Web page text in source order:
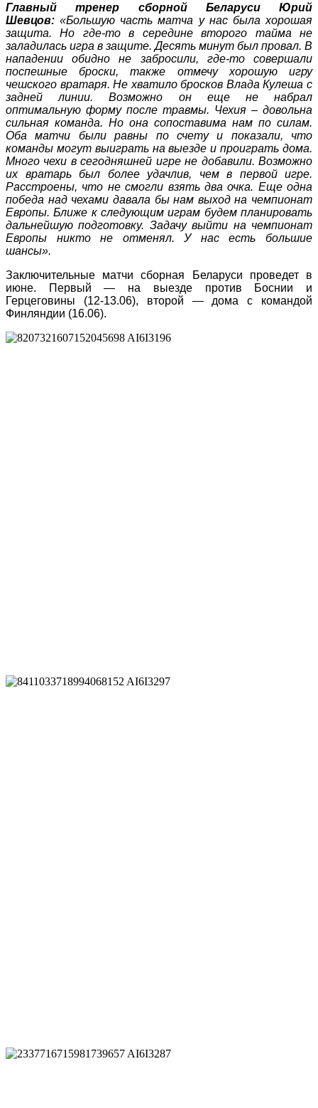
Главный тренер сборной Беларуси Юрий
Шевцов: «Большую часть матча у нас была хорошая
защита. Но где-то в середине второго тайма не
заладилась игра в защите. Десять минут был провал. В
нападении обидно не забросили, где-то совершали
поспешные броски, также отмечу хорошую игру
чешского вратаря. Не хватило бросков Влада Кулеша с
задней линии. Возможно он еще не набрал
оптимальную форму после травмы. Чехия – довольна
сильная команда. Но она сопоставима нам по силам.
Оба матчи были равны по счету и показали, что
команды могут выиграть на выезде и проиграть дома.
Много чехи в сегодняшней игре не добавили. Возможно
их вратарь был более удачлив, чем в первой игре.
Расстроены, что не смогли взять два очка. Еще одна
победа над чехами давала бы нам выход на чемпионат
Европы. Ближе к следующим играм будем планировать
дальнейшую подготовку. Задачу выйти на чемпионат
Европы никто не отменял. У нас есть большие
шансы».
Заключительные матчи сборная Беларуси проведет в
июне. Первый — на выезде против Боснии и
Герцеговины (12-13.06), второй — дома с командой
Финляндии (16.06).